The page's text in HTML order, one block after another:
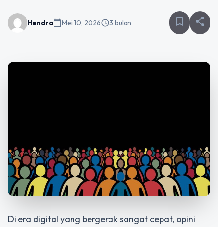
Hendracalendar_todayMei 10, 2026schedule3 bulan bookmark_border share
Di era digital yang bergerak sangat cepat, opini